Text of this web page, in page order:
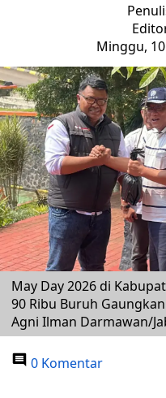
Minggu,
May Day 2026 di
90 Ribu Buruh
Agni Ilman Darmawan/
0 Komentar